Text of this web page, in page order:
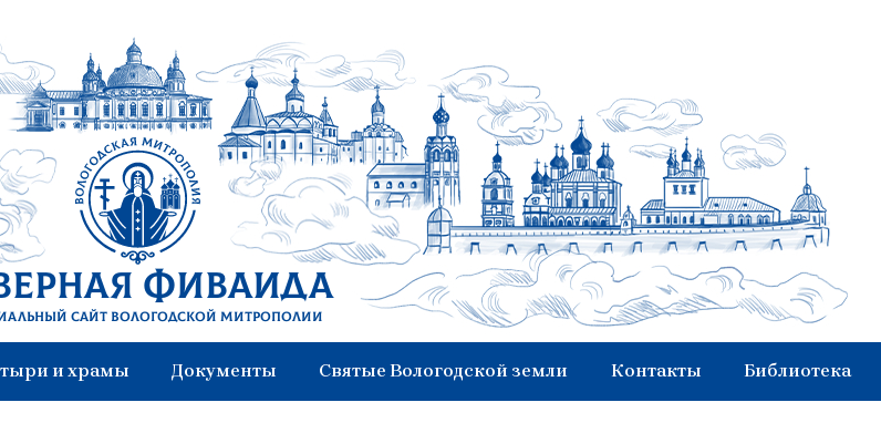
Фиваида
сайт Вологодской митрополии
и храмы Документы Святые Вологодской земли Контакты Библиотека